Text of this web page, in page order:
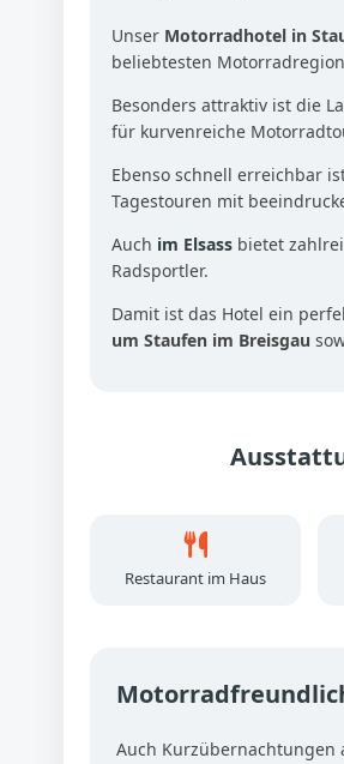
Unser Motorradhotel in
beliebtesten
Besonders attraktiv ist die
für kurvenreiche
Ebenso schnell erreichbar
Tagestouren mit
Auch im Elsass bietet
Radsportler.
Damit ist das Hotel ein
um Staufen im Breisgau
Restaurant im Haus
Auch